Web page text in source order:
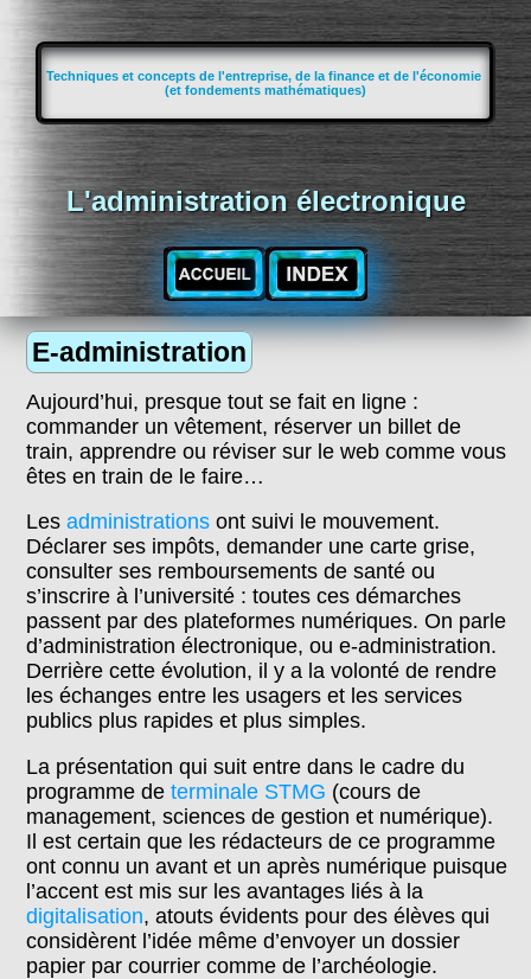
Techniques et concepts de l'entreprise, de la finance et de l'économie
(et fondements mathématiques)
L'administration électronique
E-administration
Aujourd’hui, presque tout se fait en ligne :
commander un vêtement, réserver un billet de
train, apprendre ou réviser sur le web comme vous
êtes en train de le faire…
Lesadministrations ont suivi le mouvement.
Déclarer ses impôts, demander une carte grise,
consulter ses remboursements de santé ou
s’inscrire à l’université : toutes ces démarches
passent par des plateformes numériques. On parle
d’administration électronique, ou e-administration.
Derrière cette évolution, il y a la volonté de rendre
les échanges entre les usagers et les services
publics plus rapides et plus simples.
La présentation qui suit entre dans le cadre du
programme determinale STMG (cours de
management, sciences de gestion et numérique).
Il est certain que les rédacteurs de ce programme
ont connu un avant et un après numérique puisque
l’accent est mis sur les avantages liés à la
digitalisation, atouts évidents pour des élèves qui
considèrent l’idée même d’envoyer un dossier
papier par courrier comme de l’archéologie.